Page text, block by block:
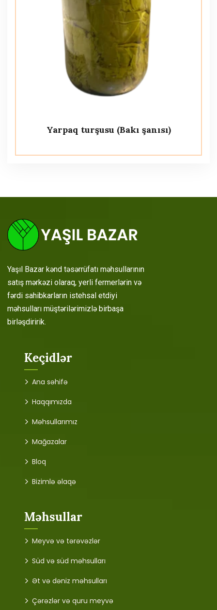
Yarpaq turşusu (Bakı şanısı)
Yaşıl Bazar kənd təsərrüfatı məhsullarının
satış mərkəzi olaraq, yerli fermerlərin və
fərdi sahibkarların istehsal etdiyi
məhsulları müştərilərimizlə birbaşa
birləşdiririk.
Keçidlər
Ana səhifə
Haqqımızda
Məhsullarımız
Mağazalar
Bloq
Bizimlə əlaqə
Məhsullar
Meyvə və tərəvəzlər
Süd və süd məhsulları
Ət və dəniz məhsulları
Çərəzlər və quru meyvə